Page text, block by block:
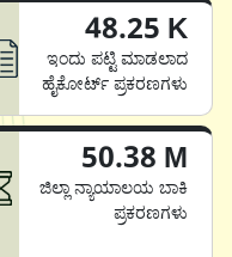
48.25 K
ಇಂದು ಪಟ್ಟಿ ಮಾಡಲಾದ
ಹೈಕೋರ್ಟ್ ಪ್ರಕರಣಗಳು
50.38 M
ಜಿಲ್ಲಾ ನ್ಯಾಯಾಲಯ ಬಾಕಿ
ಪ್ರಕರಣಗಳು